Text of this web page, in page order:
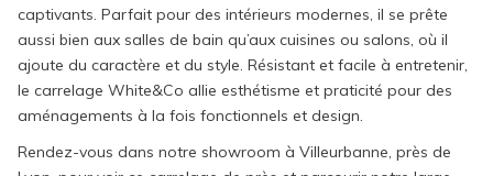
captivants. Parfait pour des intérieurs modernes, il se prête
aussi bien aux salles de bain qu’aux cuisines ou salons, où il
ajoute du caractère et du style. Résistant et facile à entretenir,
le carrelage White&Co allie esthétisme et praticité pour des
aménagements à la fois fonctionnels et design.
Rendez-vous dans notre showroom à Villeurbanne, près de